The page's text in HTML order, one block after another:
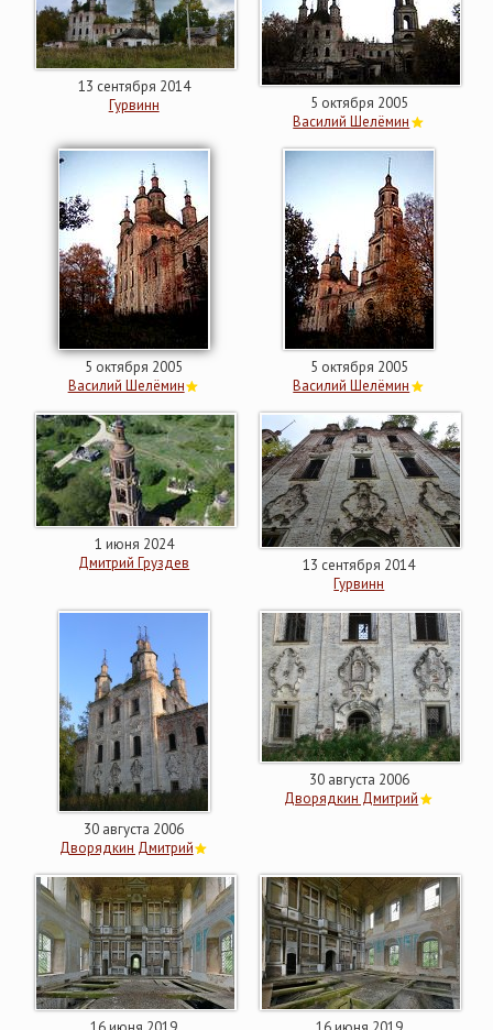
13 сентября 2014
Гурвинн
5 октября 2005
Василий Шелёмин
5 октября 2005
Василий Шелёмин
5 октября 2005
Василий Шелёмин
1 июня 2024
Дмитрий Груздев
13 сентября 2014
Гурвинн
30 августа 2006
Дворядкин Дмитрий
30 августа 2006
Дворядкин Дмитрий